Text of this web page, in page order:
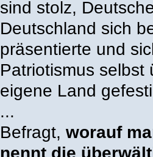
sind stolz,
Deutschland sich
präsentierte und
Patriotismus
eigene Land
...
Befragt, worauf
nennt die